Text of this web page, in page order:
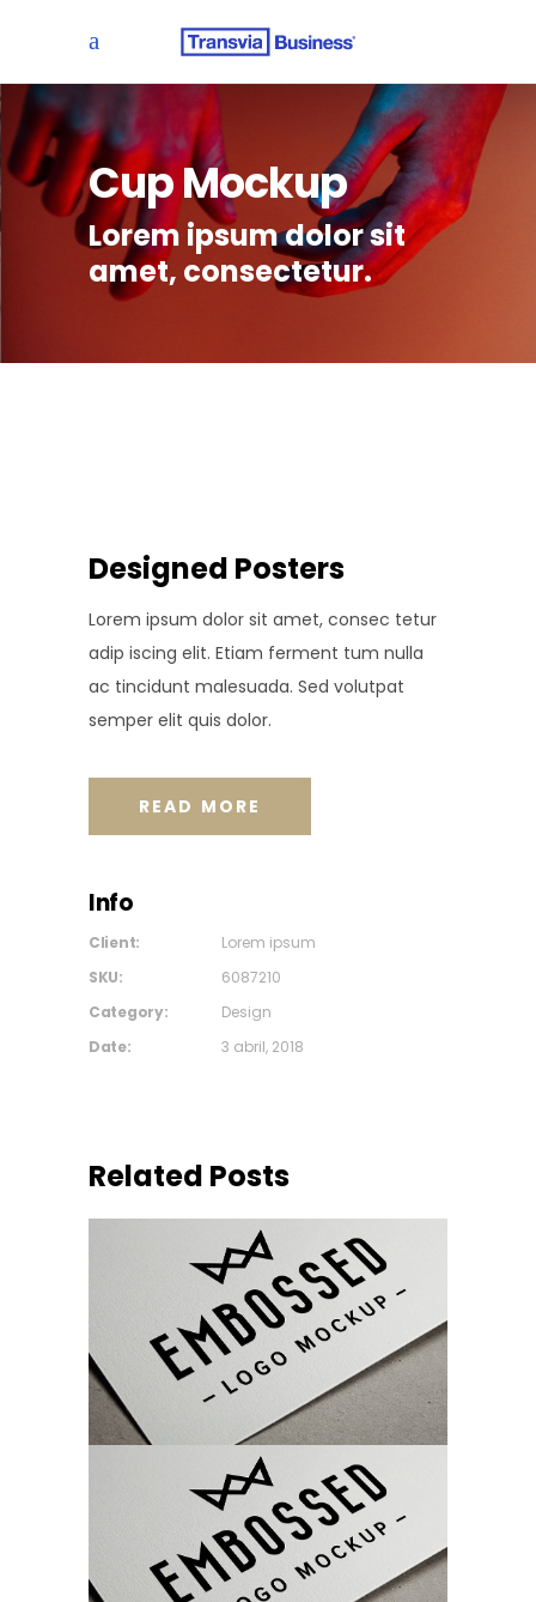
Cup Mockup
Lorem ipsum dolor sit
amet, consectetur.
Designed Posters
Lorem ipsum dolor sit amet, consec tetur
adip iscing elit. Etiam ferment tum nulla
ac tincidunt malesuada. Sed volutpat
semper elit quis dolor.
READ MORE
Info
Client:
Lorem ipsum
SKU:
6087210
Category:
Design
Date:
3 abril, 2018
Related Posts